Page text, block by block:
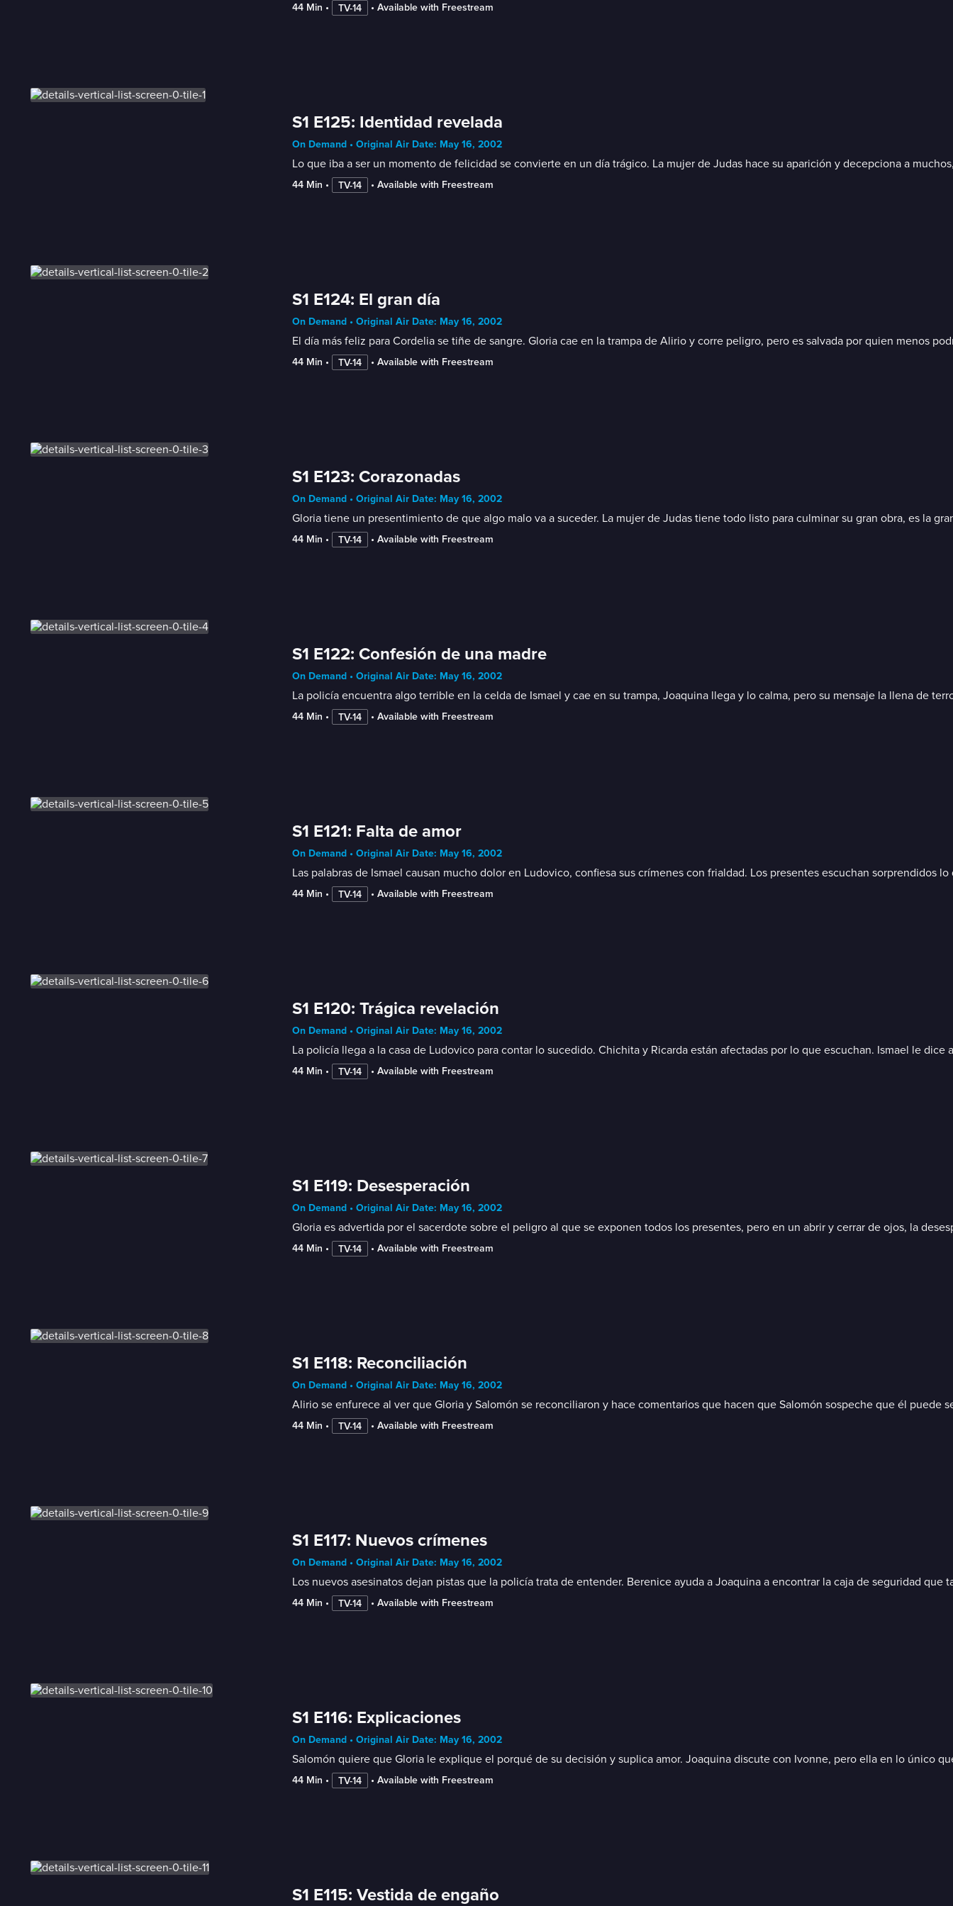
44 Min • TV-14 • Available with Freestream
S1 E125: Identidad revelada
On Demand • Original Air Date: May 16, 2002
Lo que iba a ser un momento de felicidad se convierte en un día trágico. La mujer de Judas hace su aparición y decepciona a
44 Min • TV-14 • Available with Freestream
S1 E124: El gran día
On Demand • Original Air Date: May 16, 2002
El día más feliz para Cordelia se tiñe de sangre. Gloria cae en la trampa de Alirio y corre peligro, pero es salvada por quien menos
44 Min • TV-14 • Available with Freestream
S1 E123: Corazonadas
On Demand • Original Air Date: May 16, 2002
Gloria tiene un presentimiento de que algo malo va a suceder. La mujer de Judas tiene todo listo para culminar su gran obra, es la
44 Min • TV-14 • Available with Freestream
S1 E122: Confesión de una madre
On Demand • Original Air Date: May 16, 2002
La policía encuentra algo terrible en la celda de Ismael y cae en su trampa, Joaquina llega y lo calma, pero su mensaje la llena de
44 Min • TV-14 • Available with Freestream
S1 E121: Falta de amor
On Demand • Original Air Date: May 16, 2002
Las palabras de Ismael causan mucho dolor en Ludovico, confiesa sus crímenes con frialdad. Los presentes escuchan sorprendidos
44 Min • TV-14 • Available with Freestream
S1 E120: Trágica revelación
On Demand • Original Air Date: May 16, 2002
La policía llega a la casa de Ludovico para contar lo sucedido. Chichita y Ricarda están afectadas por lo que escuchan. Ismael le dice
44 Min • TV-14 • Available with Freestream
S1 E119: Desesperación
On Demand • Original Air Date: May 16, 2002
Gloria es advertida por el sacerdote sobre el peligro al que se exponen todos los presentes, pero en un abrir y cerrar de ojos, la
44 Min • TV-14 • Available with Freestream
S1 E118: Reconciliación
On Demand • Original Air Date: May 16, 2002
Alirio se enfurece al ver que Gloria y Salomón se reconciliaron y hace comentarios que hacen que Salomón sospeche que él puede
44 Min • TV-14 • Available with Freestream
S1 E117: Nuevos crímenes
On Demand • Original Air Date: May 16, 2002
Los nuevos asesinatos dejan pistas que la policía trata de entender. Berenice ayuda a Joaquina a encontrar la caja de seguridad que
44 Min • TV-14 • Available with Freestream
S1 E116: Explicaciones
On Demand • Original Air Date: May 16, 2002
Salomón quiere que Gloria le explique el porqué de su decisión y suplica amor. Joaquina discute con Ivonne, pero ella en lo único
44 Min • TV-14 • Available with Freestream
S1 E115: Vestida de engaño